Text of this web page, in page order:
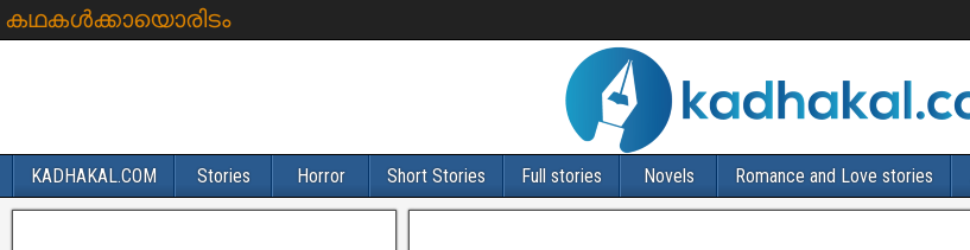
കഥകൾക്കായൊരിടം
KADHAKAL.COM Stories Horror Short Stories Full stories Novels Romance and Love stories